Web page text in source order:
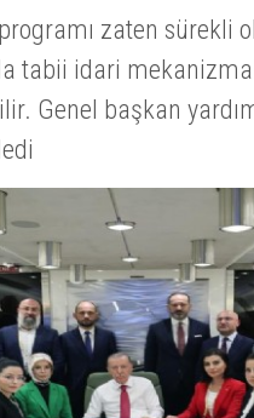
zaten sürekli
tabii idari
Genel başkan